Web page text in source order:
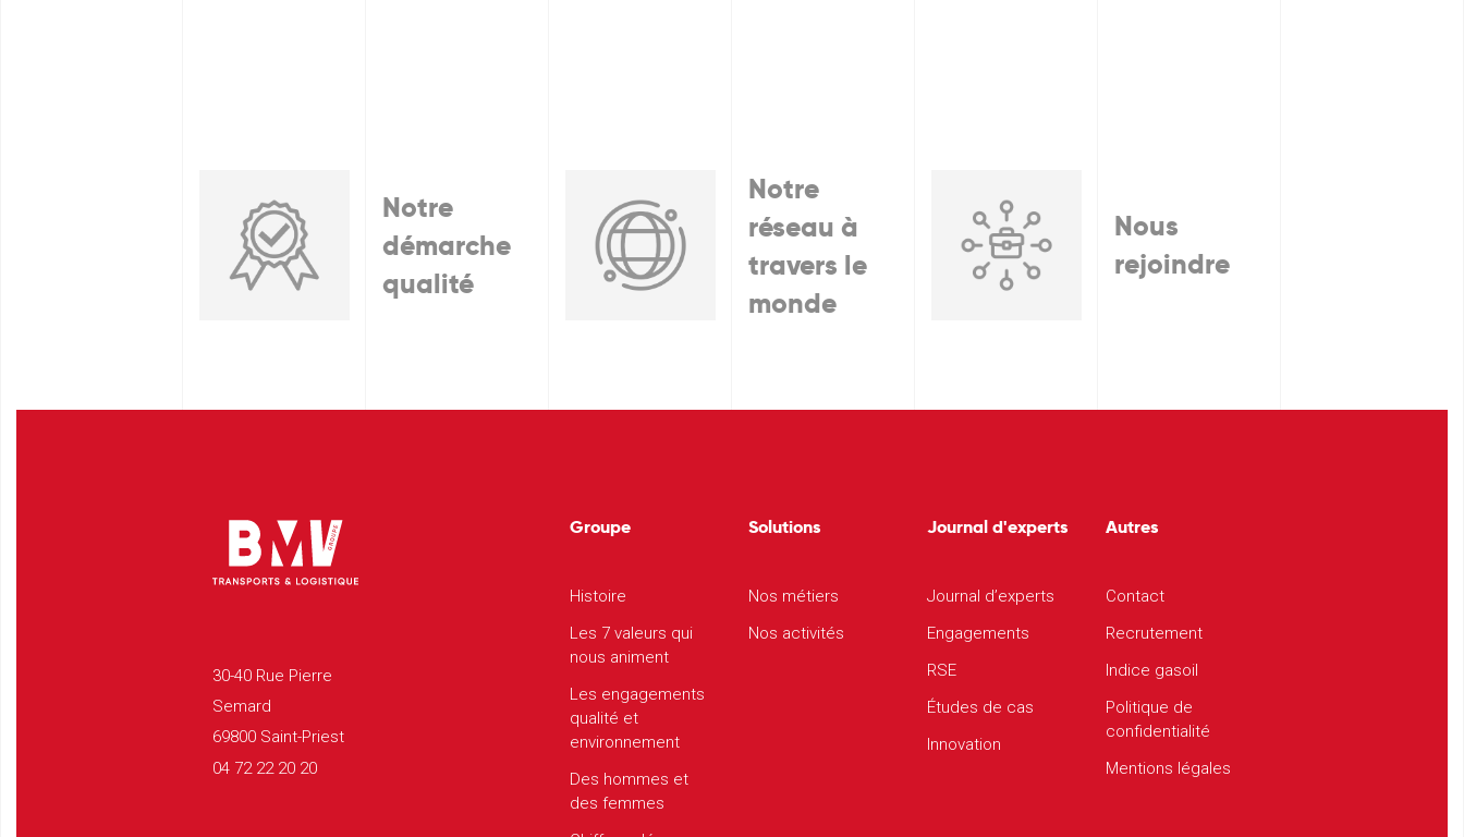
Notre
démarche
qualité
Notre
réseau à
travers le
monde
Nous
rejoindre
30-40 Rue Pierre
Semard
69800 Saint-Priest
04 72 22 20 20
Groupe
Histoire
Les 7 valeurs qui
nous animent
Les engagements
qualité et
environnement
Des hommes et
des femmes
Solutions
Nos métiers
Nos activités
Journal d'experts
Journal d’experts
Engagements
RSE
Études de cas
Innovation
Autres
Contact
Recrutement
Indice gasoil
Politique de
confidentialité
Mentions légales